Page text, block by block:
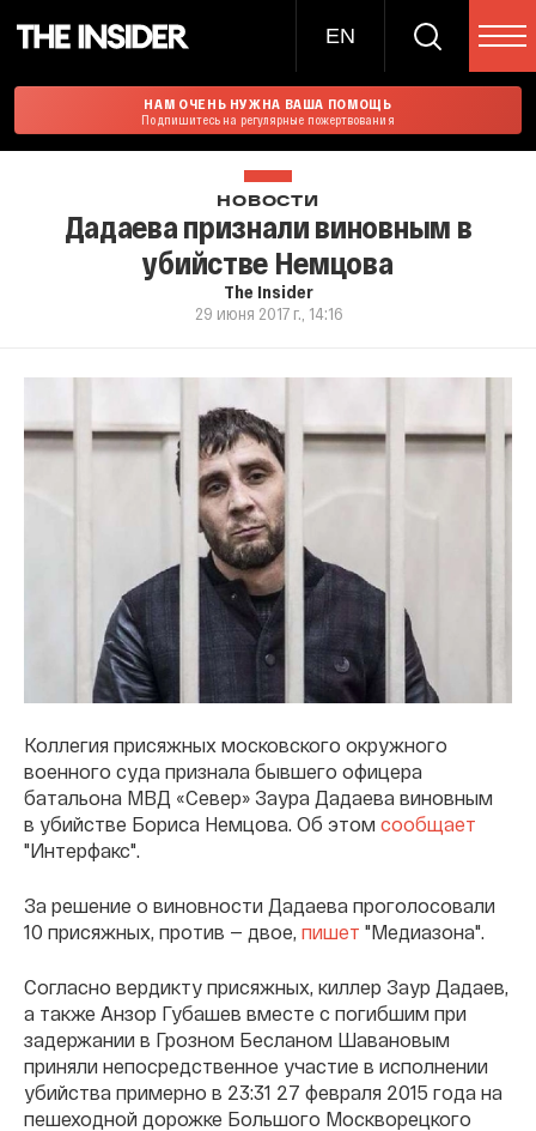
EN
НАМ ОЧЕНЬ НУЖНА ВАША ПОМОЩЬ
Подпишитесь на регулярные пожертвования
НОВОСТИ
Дадаева признали виновным в
убийстве Немцова
The Insider
29 июня 2017 г., 14:16
Коллегия присяжных московского окружного
военного суда признала бывшего офицера
батальона МВД «Север» Заура Дадаева виновным
в убийстве Бориса Немцова. Об этом сообщает
"Интерфакс".
За решение о виновности Дадаева проголосовали
10 присяжных, против — двое, пишет "Медиазона".
Согласно вердикту присяжных, киллер Заур Дадаев,
а также Анзор Губашев вместе с погибшим при
задержании в Грозном Бесланом Шавановым
приняли непосредственное участие в исполнении
убийства примерно в 23:31 27 февраля 2015 года на
пешеходной дорожке Большого Москворецкого